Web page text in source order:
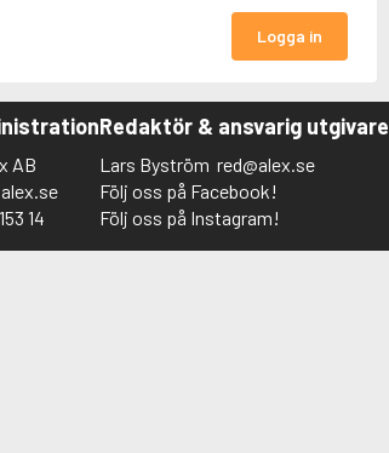
Logga in
AB
14
Redaktör & ansvarig utgivare
Lars Byström red@alex.se
Följ oss på Facebook!
Följ oss på Instagram!